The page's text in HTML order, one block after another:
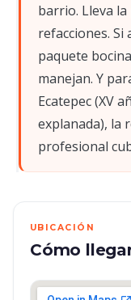
barrio. Lleva
refacciones.
paquete
manejan. Y
Ecatepec (XV
explanada), la
profesional
UBICACIÓN
Cómo